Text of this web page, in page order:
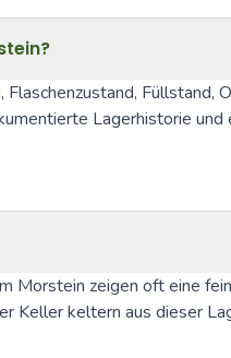
Füllstand,
Lagerhistorie
Morstein zeigen oft eine
keltern aus dieser